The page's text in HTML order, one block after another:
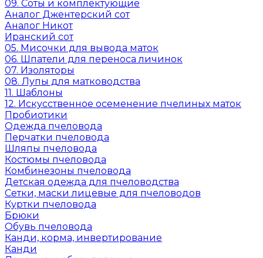
09. Соты и комплектующие
Аналог Джентерский сот
Аналог Никот
Иранский сот
05. Мисочки для вывода маток
06. Шпатели для переноса личинок
07. Изоляторы
08. Лупы для матководства
11. Шаблоны
12. Искусственное осеменение пчелиных маток
Пробиотики
Одежда пчеловода
Перчатки пчеловода
Шляпы пчеловода
Костюмы пчеловода
Комбинезоны пчеловода
Детская одежда для пчеловодства
Сетки, маски лицевые для пчеловодов
Куртки пчеловода
Брюки
Обувь пчеловода
Канди, корма, инвертирование
Канди